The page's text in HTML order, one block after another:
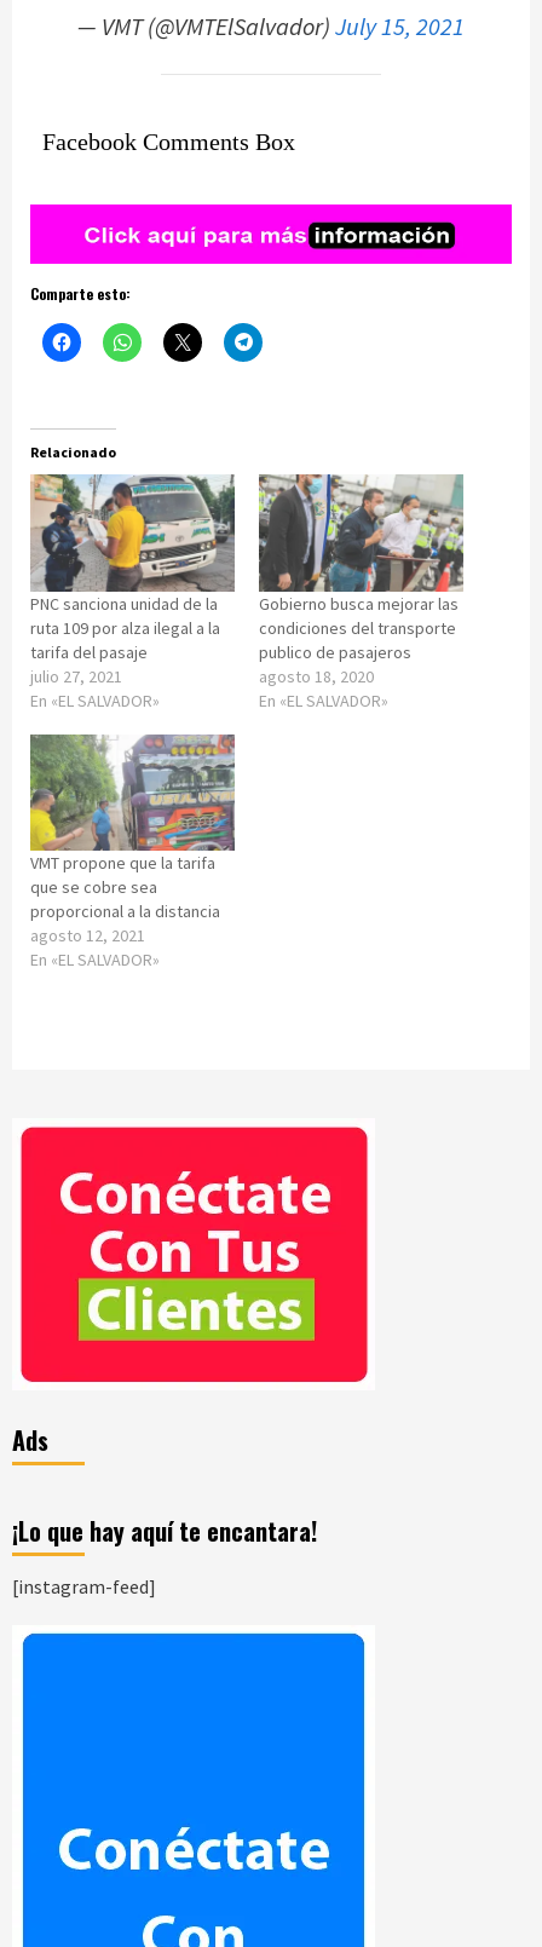
— VMT (@VMTElSalvador)July 15, 2021
Facebook Comments Box
Comparte esto:
Relacionado
PNC sanciona unidad de la
ruta 109 por alza ilegal a la
tarifa del pasaje
julio 27, 2021
En «EL SALVADOR»
Gobierno busca mejorar las
condiciones del transporte
publico de pasajeros
agosto 18, 2020
En «EL SALVADOR»
VMT propone que la tarifa
que se cobre sea
proporcional a la distancia
agosto 12, 2021
En «EL SALVADOR»
Ads
¡Lo que hay aquí te encantara!
[instagram-feed]